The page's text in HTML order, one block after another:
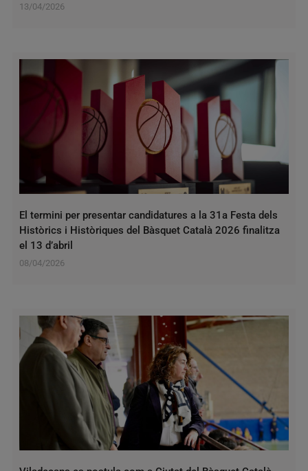
13/04/2026
El termini per presentar candidatures a la 31a Festa dels
Històrics i Històriques del Bàsquet Català 2026 finalitza
el 13 d’abril
08/04/2026